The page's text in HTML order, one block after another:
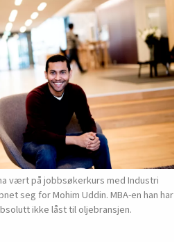
ha vært på jobbsøkerkurs med Industri
seg for Mohim Uddin. MBA-en han har
ikke låst til oljebransjen.